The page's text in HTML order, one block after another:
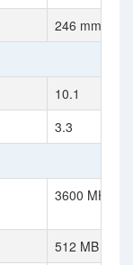
246 mm
10.1
3.3
3600 MHz
512 MB